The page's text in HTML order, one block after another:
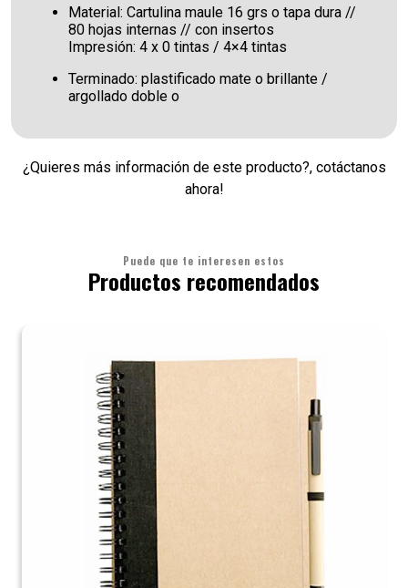
Material: Cartulina maule 16 grs o tapa dura //
80 hojas internas // con insertos
Impresión: 4 x 0 tintas / 4×4 tintas
Terminado: plastificado mate o brillante /
argollado doble o
¿Quieres más información de este producto?, cotáctanos
ahora!
Puede que te interesen estos
Productos recomendados